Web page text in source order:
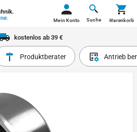
Suche
Mein Konto Warenkorb
kostenlos ab 39 €
Produktberater Antrieb